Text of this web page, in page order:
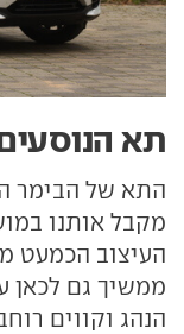
תא
התא של הבימר
מקבל אותנו
העיצוב הכמעט
ממשיך גם לכאן
הנהג וקווים